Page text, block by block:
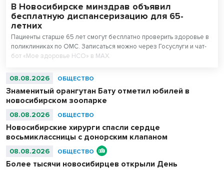
В Новосибирске минздрав объявил
бесплатную диспансеризацию для 65-
летних
Пациенты старше 65 лет смогут бесплатно проверить здоровье в
поликлиниках по ОМС. Записаться можно через Госуслуги и чат-
бот «Мое здоровье НСО» в МАХ.
08.08.2026 ОБЩЕСТВО
Знаменитый орангутан Бату отметил юбилей в
новосибирском зоопарке
08.08.2026 ОБЩЕСТВО
Новосибирские хирурги спасли сердце
восьмиклассницы с донорским клапаном
08.08.2026 ОБЩЕСТВО
Более тысячи новосибирцев открыли День